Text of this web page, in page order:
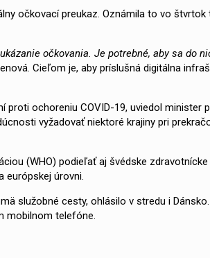
očkovací preukaz. Oznámila to vo štvrtok
očkovania. Je potrebné, aby sa do
Cieľom je, aby príslušná digitálna
proti ochoreniu COVID-19, uviedol minister
vyžadovať niektoré krajiny pri
(WHO) podieľať aj švédske zdravotnícke
európskej úrovni.
služobné cesty, ohlásilo v stredu i
mobilnom telefóne.